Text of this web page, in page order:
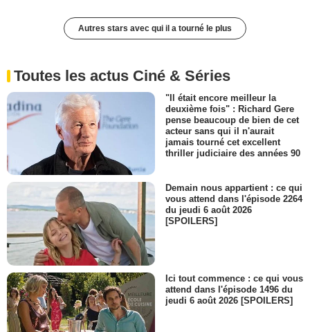
Autres stars avec qui il a tourné le plus
Toutes les actus Ciné & Séries
"Il était encore meilleur la
deuxième fois" : Richard Gere
pense beaucoup de bien de cet
acteur sans qui il n'aurait
jamais tourné cet excellent
thriller judiciaire des années 90
Demain nous appartient : ce qui
vous attend dans l'épisode 2264
du jeudi 6 août 2026
[SPOILERS]
Ici tout commence : ce qui vous
attend dans l'épisode 1496 du
jeudi 6 août 2026 [SPOILERS]